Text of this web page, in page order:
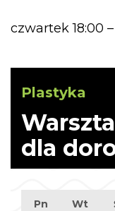
czwartek 18:00
Plastyka
dla
Pn Wt